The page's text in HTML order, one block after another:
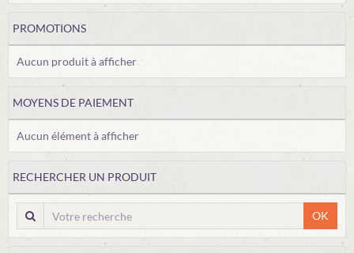
PROMOTIONS
Aucun produit à afficher
MOYENS DE PAIEMENT
Aucun élément à afficher
RECHERCHER UN PRODUIT
OK